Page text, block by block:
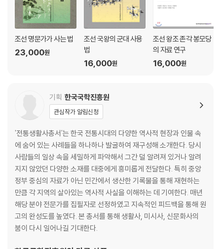
조선 명문가가 사는 법
23,000원
조선 국왕의 군대 사용
법
16,000원
조선 왕조 존각 봉모당
의 자료 연구
16,000원
기획 한국국학진흥원
관심작가 알림신청
'전통생활사총서'는 한국 전통시대의 다양한 역사적 현장과 인물 속
에 숨어 있는 사례들을 하나하나 발굴하여 재구성해 소개한다. 당시
사람들의 일상 속을 세밀하게 파악해서 그간 덜 알려져 있거나 알려
지지 않았던 다양한 소재를 대중에게 흥미롭게 전달한다. 특히 중앙
정부 중심의 자료가 아닌 민간에서 생산한 기록물을 통해 재현하는
만큼 각 지역의 살아있는 역사적 사실을 이해하는 데 기여한다. 매년
해당 분야 전문가를 집필자로 선정하였고 지속적인 피드백을 통해 원
고의 완성도를 높였다. 본 총서를 통해 생활사, 미시사, 신문화사의
붐이 다시 일어나길 기대한다.